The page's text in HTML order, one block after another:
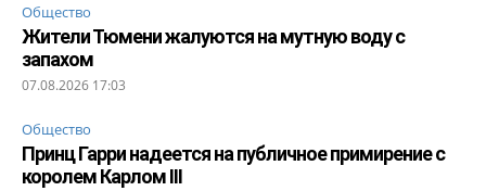
Общество
Жители Тюмени жалуются на мутную воду с
запахом
07.08.2026 17:03
Общество
Принц Гарри надеется на публичное примирение с
королем Карлом III